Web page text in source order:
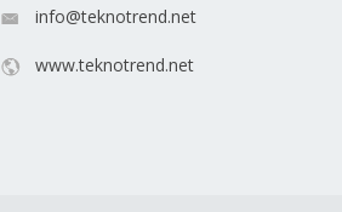
info@teknotrend.net
www.teknotrend.net